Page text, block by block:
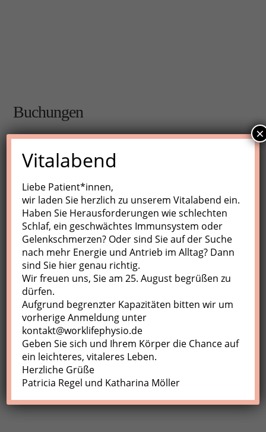
Buchungen
Buchungen sind für diese Veranstaltung nicht mehr
möglich.
Nächste Kurse
Keine Veranstaltungen
Profil
Meine Buchungen
Abmelden
Vitalabend
Liebe Patient*innen,
wir laden Sie herzlich zu unserem Vitalabend ein.
Haben Sie Herausforderungen wie schlechten
Schlaf, ein geschwächtes Immunsystem oder
Gelenkschmerzen? Oder sind Sie auf der Suche
nach mehr Energie und Antrieb im Alltag? Dann
sind Sie hier genau richtig.
Wir freuen uns, Sie am 25. August begrüßen zu
dürfen.
Aufgrund begrenzter Kapazitäten bitten wir um
vorherige Anmeldung unter
kontakt@worklifephysio.de
Geben Sie sich und Ihrem Körper die Chance auf
ein leichteres, vitaleres Leben.
Herzliche Grüße
Patricia Regel und Katharina Möller
×